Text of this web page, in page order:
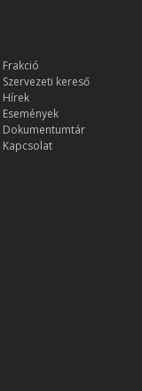
Frakció
Szervezeti kereső
Hírek
Események
Dokumentumtár
Kapcsolat